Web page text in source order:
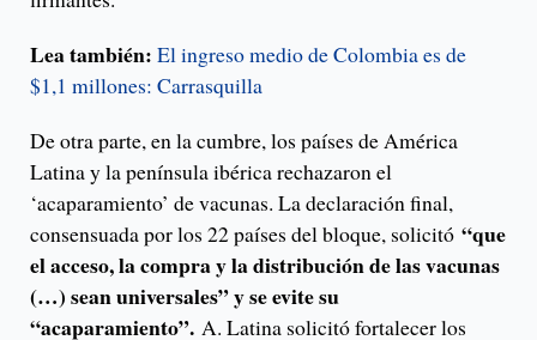
Lea también: El ingreso medio de Colombia es de
$1,1 millones: Carrasquilla
De otra parte, en la cumbre, los países de América
Latina y la península ibérica rechazaron el
‘acaparamiento’ de vacunas. La declaración final,
consensuada por los 22 países del bloque, solicitó “que
el acceso, la compra y la distribución de las vacunas
(…) sean universales” y se evite su
“acaparamiento”. A. Latina solicitó fortalecer los